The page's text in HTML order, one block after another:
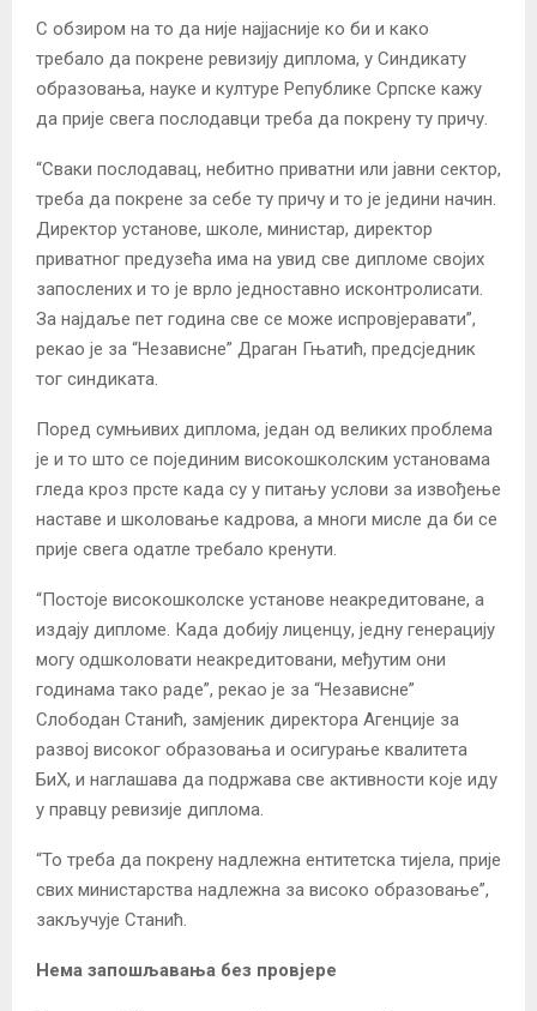
С обзиром на то да није најјасније ко би и како
требало да покрене ревизију диплома, у Синдикату
образовања, науке и културе Републике Српске кажу
да прије свега послодавци треба да покрену ту причу.
“Сваки послодавац, небитно приватни или јавни сектор,
треба да покрене за себе ту причу и то је једини начин.
Директор установе, школе, министар, директор
приватног предузећа има на увид све дипломе својих
запослених и то је врло једноставно исконтролисати.
За најдаље пет година све се може испровјеравати”,
рекао је за “Независне” Драган Гњатић, предсједник
тог синдиката.
Поред сумњивих диплома, један од великих проблема
је и то што се појединим високошколским установама
гледа кроз прсте када су у питању услови за извођење
наставе и школовање кадрова, а многи мисле да би се
прије свега одатле требало кренути.
“Постоје високошколске установе неакредитоване, а
издају дипломе. Када добију лиценцу, једну генерацију
могу одшколовати неакредитовани, међутим они
годинама тако раде”, рекао је за “Независне”
Слободан Станић, замјеник директора Агенције за
развој високог образовања и осигурање квалитета
БиХ, и наглашава да подржава све активности које иду
у правцу ревизије диплома.
“То треба да покрену надлежна ентитетска тијела, прије
свих министарства надлежна за високо образовање”,
закључује Станић.
Нема запошљавања без провјере